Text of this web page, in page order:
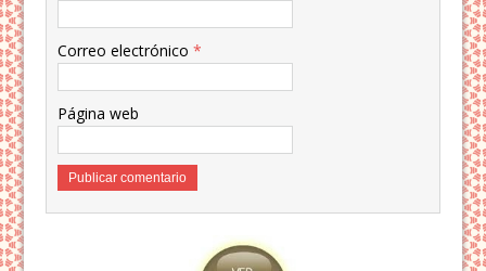
Correo electrónico*
Página web